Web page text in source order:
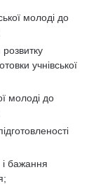
молоді до
учнівської
молоді до
і бажання